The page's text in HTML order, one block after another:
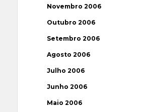
Novembro 2006
Outubro 2006
Setembro 2006
Agosto 2006
Julho 2006
Junho 2006
Maio 2006